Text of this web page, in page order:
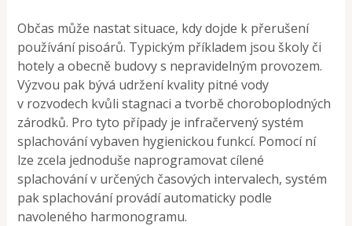
Občas může nastat situace, kdy dojde k přerušení
používání pisoárů. Typickým příkladem jsou školy či
hotely a obecně budovy s nepravidelným provozem.
Výzvou pak bývá udržení kvality pitné vody
v rozvodech kvůli stagnaci a tvorbě choroboplodných
zárodků. Pro tyto případy je infračervený systém
splachování vybaven hygienickou funkcí. Pomocí ní
lze zcela jednoduše naprogramovat cílené
splachování v určených časových intervalech, systém
pak splachování provádí automaticky podle
navoleného harmonogramu.